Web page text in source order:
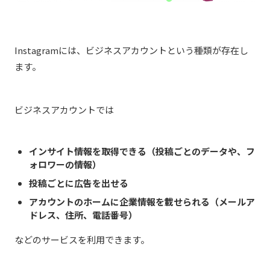
Instagramには、ビジネスアカウントという種類が存在し
ます。
ビジネスアカウントでは
インサイト情報を取得できる（投稿ごとのデータや、フ
ォロワーの情報）
投稿ごとに広告を出せる
アカウントのホームに企業情報を載せられる（メールア
ドレス、住所、電話番号）
などのサービスを利用できます。